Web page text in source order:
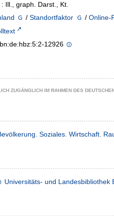
Ill., graph. Darst., Kt.
/ Standortfaktor / Online-
12926
ZUGÄNGLICH IM RAHMEN DES
Soziales. Wirtschaft.
Universitäts- und Landesbibliothek